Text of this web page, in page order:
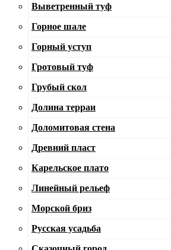
Выветренный туф
Горное шале
Горный уступ
Гротовый туф
Грубый скол
Долина терраи
Доломитовая стена
Древний пласт
Карельское плато
Линейный рельеф
Морской бриз
Русская усадьба